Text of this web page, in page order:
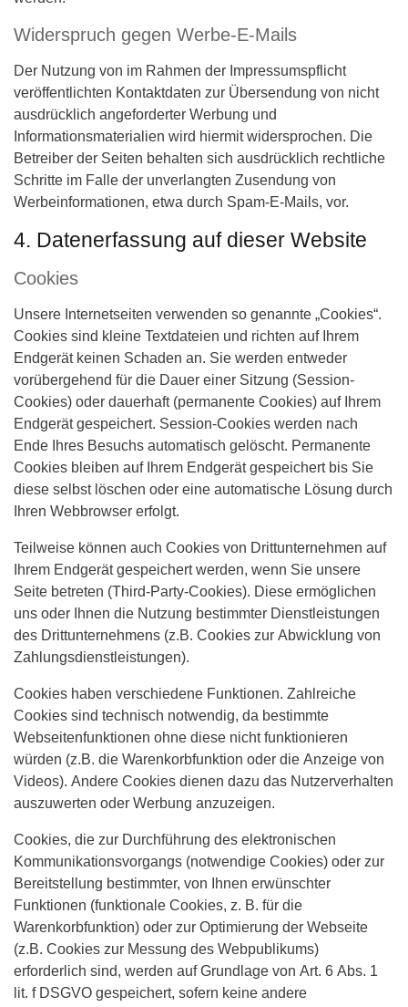
Widerspruch gegen Werbe-E-Mails
Der Nutzung von im Rahmen der Impressumspflicht
veröffentlichten Kontaktdaten zur Übersendung von nicht
ausdrücklich angeforderter Werbung und
Informationsmaterialien wird hiermit widersprochen. Die
Betreiber der Seiten behalten sich ausdrücklich rechtliche
Schritte im Falle der unverlangten Zusendung von
Werbeinformationen, etwa durch Spam-E-Mails, vor.
4. Datenerfassung auf dieser Website
Cookies
Unsere Internetseiten verwenden so genannte „Cookies“.
Cookies sind kleine Textdateien und richten auf Ihrem
Endgerät keinen Schaden an. Sie werden entweder
vorübergehend für die Dauer einer Sitzung (Session-
Cookies) oder dauerhaft (permanente Cookies) auf Ihrem
Endgerät gespeichert. Session-Cookies werden nach
Ende Ihres Besuchs automatisch gelöscht. Permanente
Cookies bleiben auf Ihrem Endgerät gespeichert bis Sie
diese selbst löschen oder eine automatische Lösung durch
Ihren Webbrowser erfolgt.
Teilweise können auch Cookies von Drittunternehmen auf
Ihrem Endgerät gespeichert werden, wenn Sie unsere
Seite betreten (Third-Party-Cookies). Diese ermöglichen
uns oder Ihnen die Nutzung bestimmter Dienstleistungen
des Drittunternehmens (z.B. Cookies zur Abwicklung von
Zahlungsdienstleistungen).
Cookies haben verschiedene Funktionen. Zahlreiche
Cookies sind technisch notwendig, da bestimmte
Webseitenfunktionen ohne diese nicht funktionieren
würden (z.B. die Warenkorbfunktion oder die Anzeige von
Videos). Andere Cookies dienen dazu das Nutzerverhalten
auszuwerten oder Werbung anzuzeigen.
Cookies, die zur Durchführung des elektronischen
Kommunikationsvorgangs (notwendige Cookies) oder zur
Bereitstellung bestimmter, von Ihnen erwünschter
Funktionen (funktionale Cookies, z. B. für die
Warenkorbfunktion) oder zur Optimierung der Webseite
(z.B. Cookies zur Messung des Webpublikums)
erforderlich sind, werden auf Grundlage von Art. 6 Abs. 1
lit. f DSGVO gespeichert, sofern keine andere